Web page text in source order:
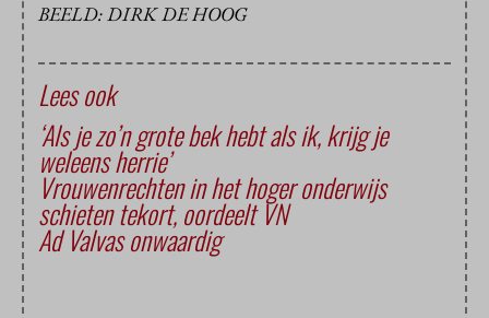
BEELD: DIRK DE HOOG
Lees ook
‘Als je zo’n grote bek hebt als ik, krijg je
weleens herrie’
Vrouwenrechten in het hoger onderwijs
schieten tekort, oordeelt VN
Ad Valvas onwaardig